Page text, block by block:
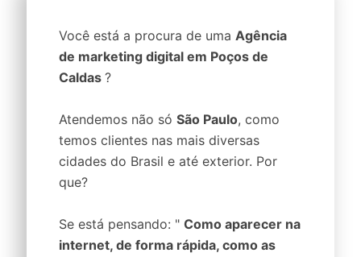
Você está a procura de uma Agência
de marketing digital em Poços de
Caldas ?
Atendemos não só São Paulo, como
temos clientes nas mais diversas
cidades do Brasil e até exterior. Por
que?
Se está pensando: " Como aparecer na
internet, de forma rápida, como as